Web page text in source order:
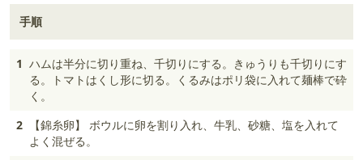
手順
1 ハムは半分に切り重ね、千切りにする。きゅうりも千切りにす
る。トマトはくし形に切る。くるみはポリ袋に入れて麺棒で砕
く。
2
【錦糸卵】 ボウルに卵を割り入れ、牛乳、砂糖、塩を入れて
よく混ぜる。